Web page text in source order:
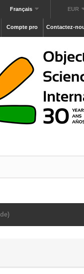
EUR
Français
Contactez-
Compte pro